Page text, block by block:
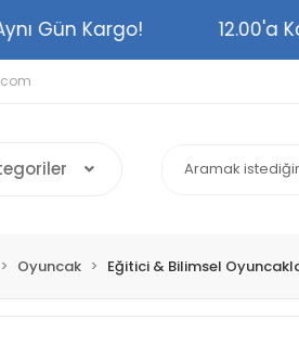
Aynı Gün Kargo!
Oyuncak Eğitici & Bilimsel